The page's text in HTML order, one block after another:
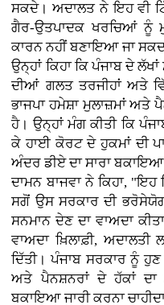
ਸਕਦੇ। ਅਦਾਲਤ ਨੇ ਇਹ ਵੀ
ਗੈਰ-ਉਤਪਾਦਕ ਖਰਚਿਆਂ ਨੂੰ
ਕਾਰਨ ਨਹੀਂ ਬਣਾਇਆ ਜਾ
ਉਨ੍ਹਾਂ ਕਿਹਾ ਕਿ ਪੰਜਾਬ ਦੇ
ਦੀਆਂ ਗਲਤ ਤਰਜੀਹਾਂ ਅਤੇ
ਭਾਜਪਾ ਹਮੇਸ਼ਾ ਮੁਲਾਜ਼ਮਾਂ ਅਤੇ
ਹੈ। ਉਨ੍ਹਾਂ ਮੰਗ ਕੀਤੀ ਕਿ
ਕੇ ਹਾਈ ਕੋਰਟ ਦੇ ਹੁਕਮਾਂ ਦੀ
ਅੰਦਰ ਡੀਏ ਦਾ ਸਾਰਾ ਬਕਾਇਆ
ਦਾਮਨ ਬਾਜਵਾ ਨੇ ਕਿਹਾ, "ਇਹ
ਸਗੋਂ ਉਸ ਸਰਕਾਰ ਦੀ
ਸਨਮਾਨ ਦੇਣ ਦਾ ਵਾਅਦਾ
ਵਾਅਦਾ ਖ਼ਿਲਾਫ਼ੀ,
ਦਿੱਤੀ। ਪੰਜਾਬ ਸਰਕਾਰ ਨੂੰ
ਅਤੇ ਪੈਨਸ਼ਨਰਾਂ ਦੇ ਹੱਕਾਂ ਦਾ
ਬਕਾਇਆ ਜਾਰੀ ਕਰਨਾ